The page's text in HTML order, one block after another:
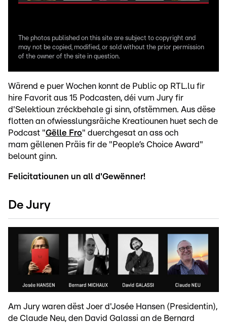
The photos published on this site are subject to copyright and
may not be copied, modified, or sold without the prior permission
of the owner of the site in question.
Wärend e puer Wochen konnt de Public op RTL.lu fir
hire Favorit aus 15 Podcasten, déi vum Jury fir
d'Selektioun zréckbehale gi sinn, ofstëmmen. Aus dëse
flotten an ofwiesslungsräiche Kreatiounen huet sech de
Podcast "Gëlle Fro" duerchgesat an ass och
mam gëllenen Präis fir de "People’s Choice Award"
belount ginn.
Felicitatiounen un all d'Gewënner!
De Jury
Am Jury waren dëst Joer d'Josée Hansen (Presidentin),
de Claude Neu, den David Galassi an de Bernard